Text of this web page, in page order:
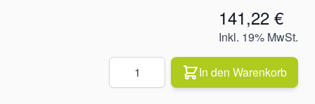
141,22 €
Inkl. 19% MwSt.
Quantity
In den Warenkorb